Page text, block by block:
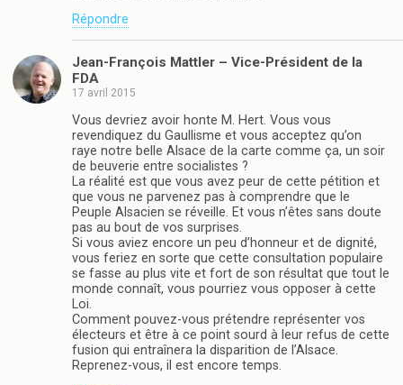
Répondre
Jean-François Mattler – Vice-Président de la
FDA
17 avril 2015
Vous devriez avoir honte M. Hert. Vous vous
revendiquez du Gaullisme et vous acceptez qu’on
raye notre belle Alsace de la carte comme ça, un soir
de beuverie entre socialistes ?
La réalité est que vous avez peur de cette pétition et
que vous ne parvenez pas à comprendre que le
Peuple Alsacien se réveille. Et vous n’êtes sans doute
pas au bout de vos surprises.
Si vous aviez encore un peu d’honneur et de dignité,
vous feriez en sorte que cette consultation populaire
se fasse au plus vite et fort de son résultat que tout le
monde connaît, vous pourriez vous opposer à cette
Loi.
Comment pouvez-vous prétendre représenter vos
électeurs et être à ce point sourd à leur refus de cette
fusion qui entraînera la disparition de l’Alsace.
Reprenez-vous, il est encore temps.